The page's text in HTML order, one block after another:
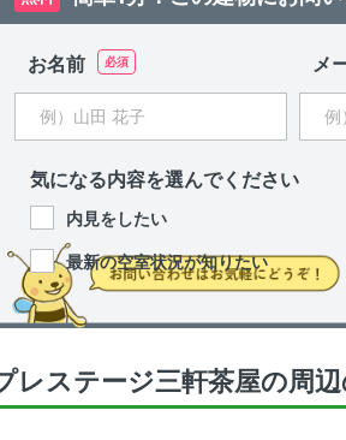
お名前 メ
気になる内容を選んでください
内見をしたい
最新の空室状況が知りたい
レステージ三軒茶屋の周